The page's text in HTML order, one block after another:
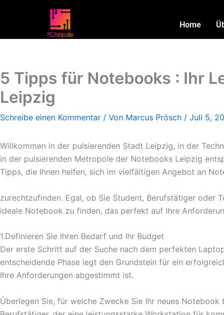
Home
5 Tipps für Notebooks : Ihr
Leipzig
Schreibe einen Kommentar / Von Marcus Prösch / Juli 5,
Willkommen in der pulsierenden Stadt Leipzig, in der
in der pulsierenden Metropole der Notebooks Leipzig
Tipps, die Ihnen helfen, sich im vielfältigen Angebot an
zurechtzufinden. Egal, ob Sie Student, Berufstätiger oder
ideale Notebook zu finden, das perfekt auf Ihre
1.Definieren Sie Ihren Bedarf und Ihr Budget
Der erste Schritt auf der Suche nach dem perfekten
entscheidende Phase legt den Grundstein für ein
Ihre Anforderungen abgestimmt ist.
Überlegen Sie, für welche Zwecke Sie Ihr neues